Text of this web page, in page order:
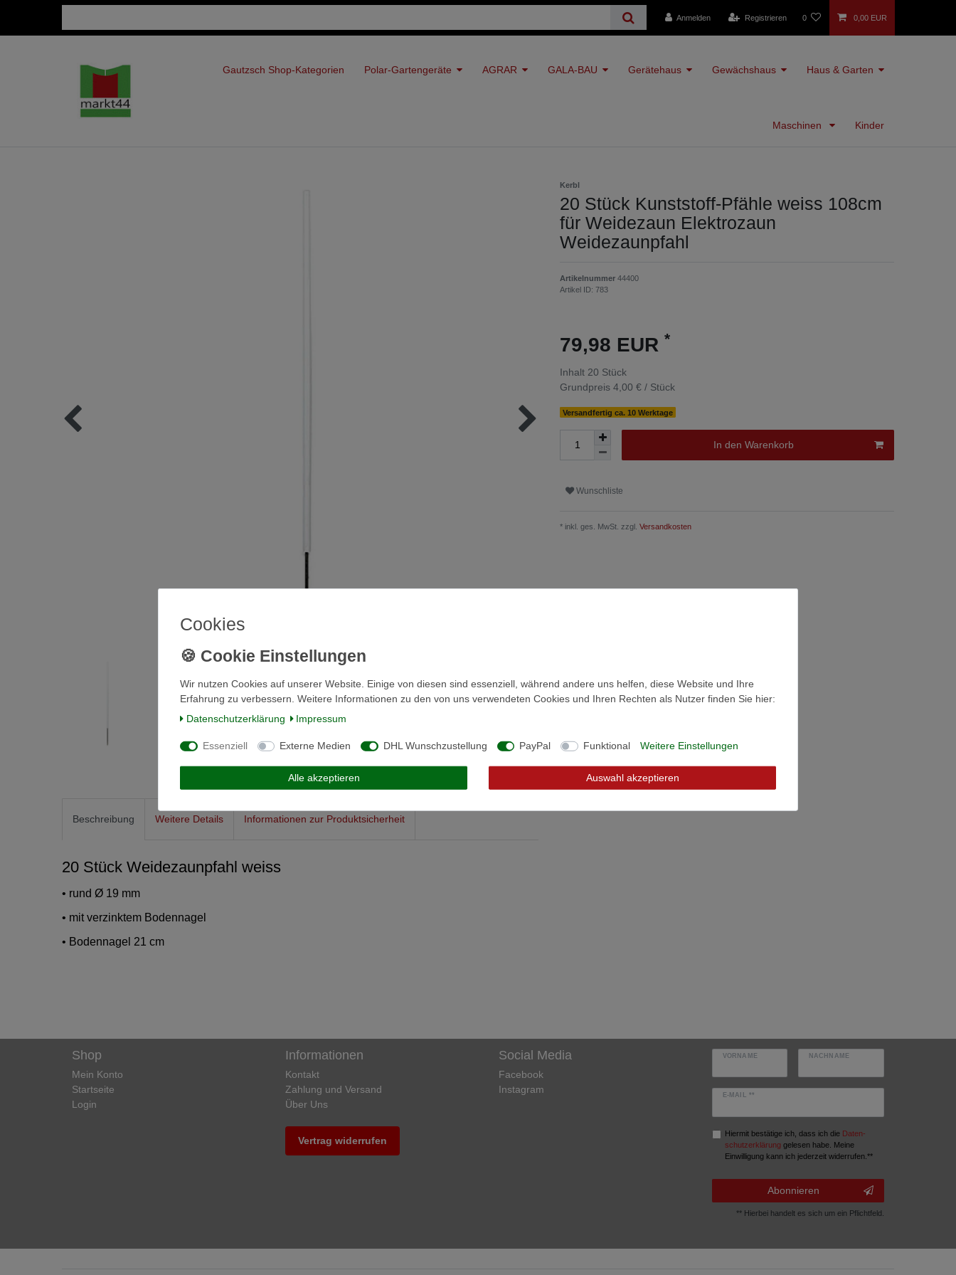
Anmelden Registrieren 0 0,00 EUR
Gautzsch Shop-Kategorien Polar-Gartengeräte AGRAR GALA-BAU Gerätehaus Gewächshaus Haus & Garten
Maschinen Kinder
Kerbl
20 Stück Kunststoff-Pfähle weiss 108cm
für Weidezaun Elektrozaun
Weidezaunpfahl
Artikelnummer 44400
Artikel ID: 783
79,98 EUR *
Inhalt 20 Stück
Grundpreis 4,00 € / Stück
Versandfertig ca. 10 Werktage
In den Warenkorb
Wunschliste
* inkl. ges. MwSt. zzgl. Versandkosten
Beschreibung Weitere Details Informationen zur Produktsicherheit
20 Stück Weidezaunpfahl weiss
• rund Ø 19 mm
• mit verzinktem Bodennagel
• Bodennagel 21 cm
Shop
Mein Konto
Startseite
Login
Informationen
Kontakt
Zahlung und Versand
Über Uns
Vertrag widerrufen
Social Media
Facebook
Instagram
VORNAME NACHNAME
E-MAIL **
Hiermit bestätige ich, dass ich die Daten­
schutz­erklärung gelesen habe. Meine
Einwilligung kann ich jederzeit widerrufen.**
Abonnieren
** Hierbei handelt es sich um ein Pflichtfeld.
Cookies
Wir nutzen Cookies auf unserer Website. Einige von diesen sind essenziell, während andere uns helfen, diese Website und Ihre
Erfahrung zu verbessern. Weitere Informationen zu den von uns verwendeten Cookies und Ihren Rechten als Nutzer finden Sie hier:
Daten­schutz­erklärung
Impressum
Essenziell Externe Medien DHL Wunschzustellung PayPal Funktional Weitere Einstellungen
Alle akzeptieren Auswahl akzeptieren